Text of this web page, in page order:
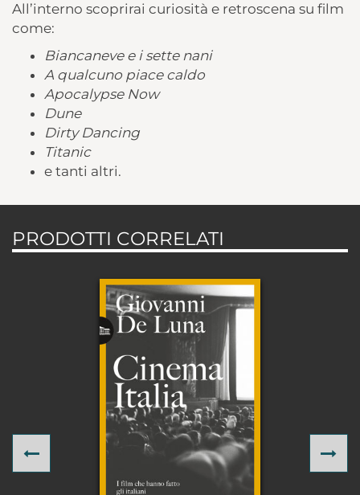
All’interno scoprirai curiosità e retroscena su film
come:
Biancaneve e i sette nani
A qualcuno piace caldo
Apocalypse Now
Dune
Dirty Dancing
Titanic
e tanti altri.
PRODOTTI CORRELATI
Previous